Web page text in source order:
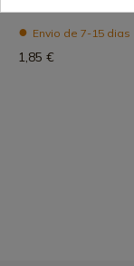
Envio de 7-15 dias
1,85 €